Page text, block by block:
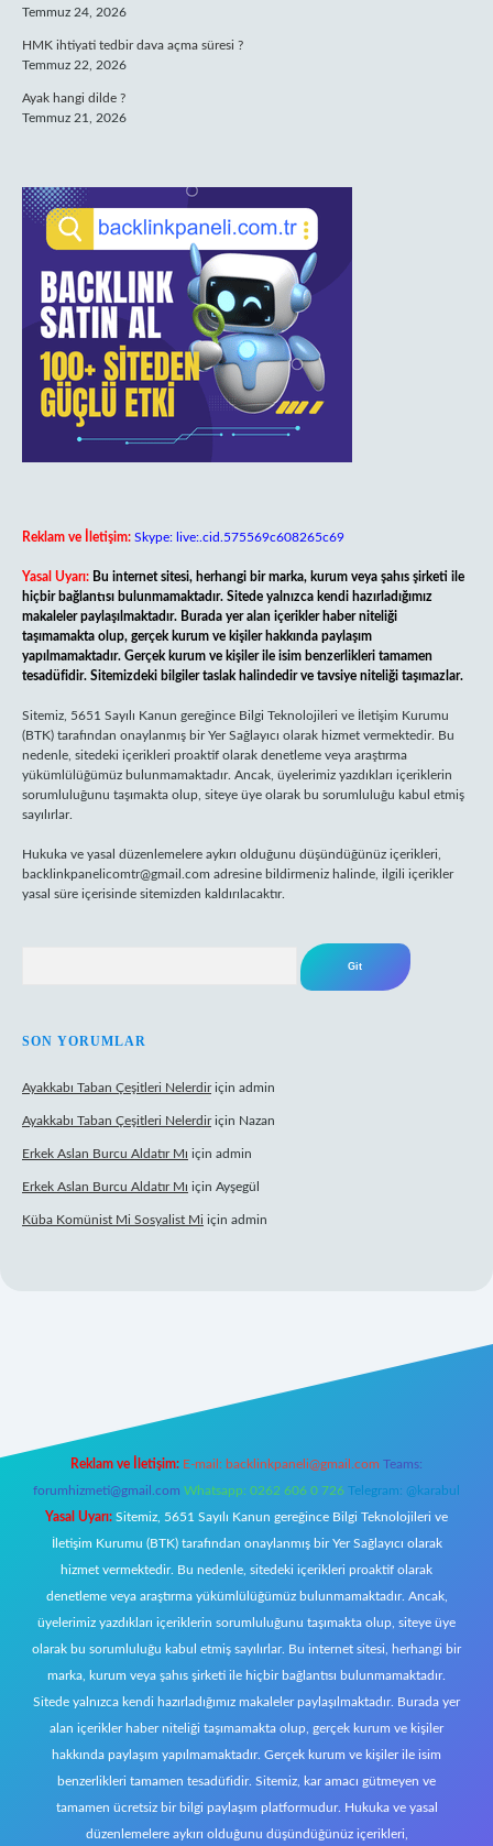
Temmuz 24, 2026
HMK ihtiyati tedbir dava açma süresi ?
Temmuz 22, 2026
Ayak hangi dilde ?
Temmuz 21, 2026
Reklam ve İletişim: Skype: live:.cid.575569c608265c69
Yasal Uyarı: Bu internet sitesi, herhangi bir marka, kurum veya şahıs şirketi ile
hiçbir bağlantısı bulunmamaktadır. Sitede yalnızca kendi hazırladığımız
makaleler paylaşılmaktadır. Burada yer alan içerikler haber niteliği
taşımamakta olup, gerçek kurum ve kişiler hakkında paylaşım
yapılmamaktadır. Gerçek kurum ve kişiler ile isim benzerlikleri tamamen
tesadüfidir. Sitemizdeki bilgiler taslak halindedir ve tavsiye niteliği taşımazlar.
Sitemiz, 5651 Sayılı Kanun gereğince Bilgi Teknolojileri ve İletişim Kurumu
(BTK) tarafından onaylanmış bir Yer Sağlayıcı olarak hizmet vermektedir. Bu
nedenle, sitedeki içerikleri proaktif olarak denetleme veya araştırma
yükümlülüğümüz bulunmamaktadır. Ancak, üyelerimiz yazdıkları içeriklerin
sorumluluğunu taşımakta olup, siteye üye olarak bu sorumluluğu kabul etmiş
sayılırlar.
Hukuka ve yasal düzenlemelere aykırı olduğunu düşündüğünüz içerikleri,
backlinkpanelicomtr@gmail.com adresine bildirmeniz halinde, ilgili içerikler
yasal süre içerisinde sitemizden kaldırılacaktır.
SON YORUMLAR
Ayakkabı Taban Çeşitleri Nelerdiriçin admin
Ayakkabı Taban Çeşitleri Nelerdiriçin Nazan
Erkek Aslan Burcu Aldatır Mı için admin
Erkek Aslan Burcu Aldatır Mı için Ayşegül
Küba Komünist Mi Sosyalist Mi için admin
Reklam ve İletişim: E-mail: backlinkpaneli@gmail.com Teams:
forumhizmeti@gmail.com Whatsapp: 0262 606 0 726 Telegram: @karabul
Yasal Uyarı: Sitemiz, 5651 Sayılı Kanun gereğince Bilgi Teknolojileri ve
İletişim Kurumu (BTK) tarafından onaylanmış bir Yer Sağlayıcı olarak
hizmet vermektedir. Bu nedenle, sitedeki içerikleri proaktif olarak
denetleme veya araştırma yükümlülüğümüz bulunmamaktadır. Ancak,
üyelerimiz yazdıkları içeriklerin sorumluluğunu taşımakta olup, siteye üye
olarak bu sorumluluğu kabul etmiş sayılırlar. Bu internet sitesi, herhangi bir
marka, kurum veya şahıs şirketi ile hiçbir bağlantısı bulunmamaktadır.
Sitede yalnızca kendi hazırladığımız makaleler paylaşılmaktadır. Burada yer
alan içerikler haber niteliği taşımamakta olup, gerçek kurum ve kişiler
hakkında paylaşım yapılmamaktadır. Gerçek kurum ve kişiler ile isim
benzerlikleri tamamen tesadüfidir. Sitemiz, kar amacı gütmeyen ve
tamamen ücretsiz bir bilgi paylaşım platformudur. Hukuka ve yasal
düzenlemelere aykırı olduğunu düşündüğünüz içerikleri,